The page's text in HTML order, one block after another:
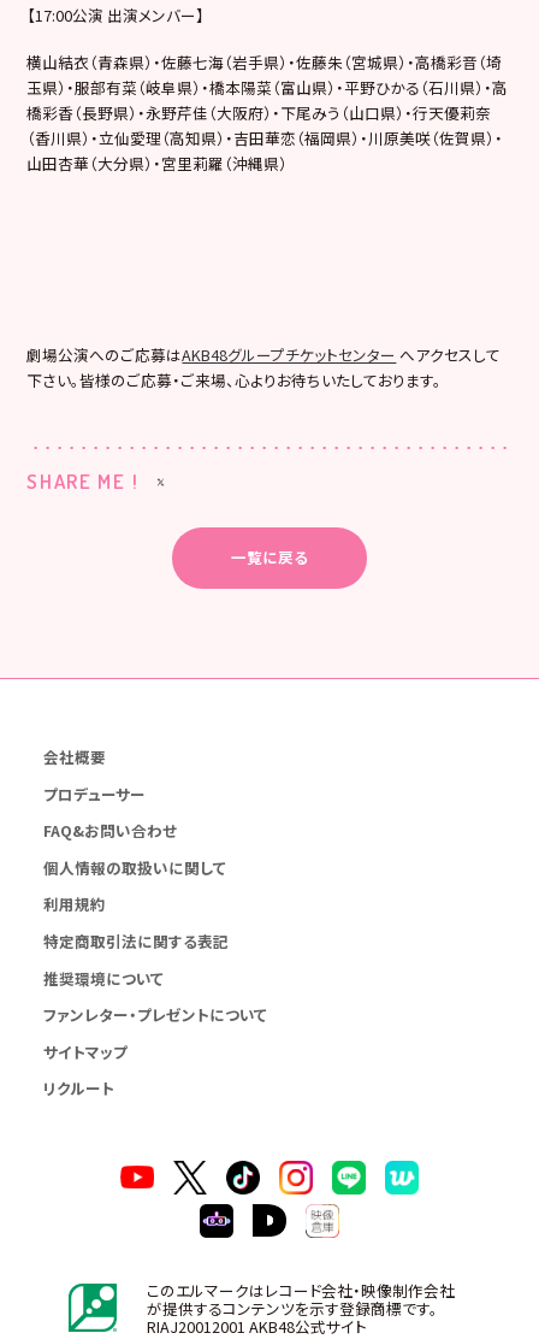
【17:00公演 出演メンバー】
横山結衣（青森県）・佐藤七海（岩手県）・佐藤朱（宮城県）・高橋彩音（埼
玉県）・服部有菜（岐阜県）・橋本陽菜（富山県）・平野ひかる（石川県）・高
橋彩香（長野県）・永野芹佳（大阪府）・下尾みう（山口県）・行天優莉奈
（香川県）・立仙愛理（高知県）・吉田華恋（福岡県）・川原美咲（佐賀県）・
山田杏華（大分県）・宮里莉羅（沖縄県）
劇場公演へのご応募はAKB48グループチケットセンター へアクセスして
下さい。皆様のご応募・ご来場、心よりお待ちいたしております。
SHARE ME !
一覧に戻る
会社概要
プロデューサー
FAQ&お問い合わせ
個人情報の取扱いに関して
利用規約
特定商取引法に関する表記
推奨環境について
ファンレター・プレゼントについて
サイトマップ
リクルート
このエルマークはレコード会社・映像制作会社
が提供するコンテンツを示す登録商標です。
RIAJ20012001 AKB48公式サイト